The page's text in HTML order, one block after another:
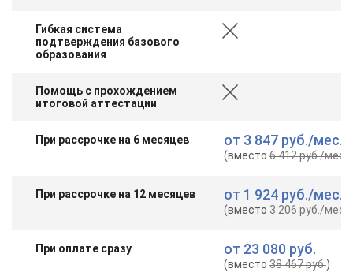
Гибкая система
подтверждения базового
образования
Помощь с прохождением
итоговой аттестации
При рассрочке на 6 месяцев от 3 847 руб./мес.
(вместо6 412 руб./мес.
При рассрочке на 12 месяцев от 1 924 руб./мес.
(вместо3 206 руб./мес.
При оплате сразу от 23 080 руб.
(вместо38 467 руб.)